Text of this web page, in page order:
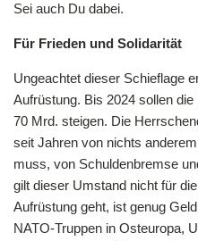
Sei auch Du dabei.
Für Frieden und Solidarität
Ungeachtet dieser Schieflage
Aufrüstung. Bis 2024 sollen
70 Mrd. steigen. Die
seit Jahren von nichts
muss, von Schuldenbremse
gilt dieser Umstand nicht für
Aufrüstung geht, ist genug
NATO-Truppen in Osteuropa,